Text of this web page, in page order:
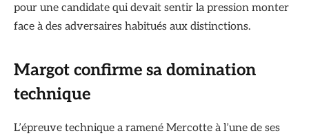
pour une candidate qui devait sentir la pression monter
face à des adversaires habitués aux distinctions.
Margot confirme sa domination
technique
L’épreuve technique a ramené Mercotte à l’une de ses